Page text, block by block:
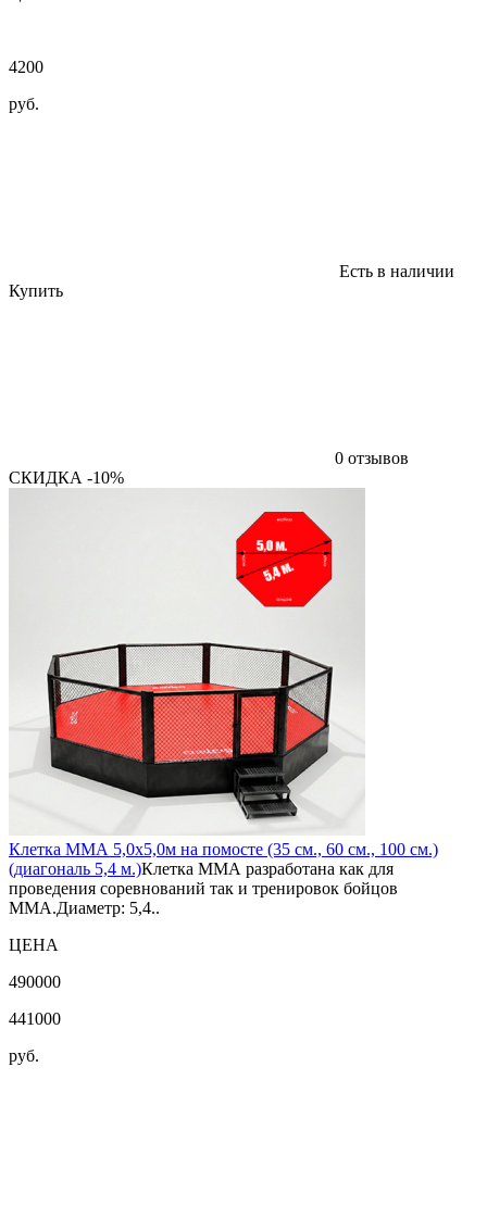
4200
руб.
Есть в наличии
Купить
0 отзывов
СКИДКА -10%
Клетка ММА 5,0х5,0м на помосте (35 см., 60 см., 100 см.)
(диагональ 5,4 м.)Клетка ММА разработана как для
проведения соревнований так и тренировок бойцов
ММА.Диаметр: 5,4..
ЦЕНА
490000
441000
руб.